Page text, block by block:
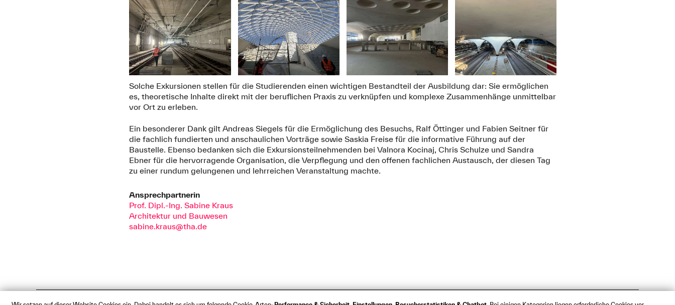
Solche Exkursionen stellen für die Studierenden einen wichtigen Bestandteil der Ausbildung dar: Sie ermöglichen
es, theoretische Inhalte direkt mit der beruflichen Praxis zu verknüpfen und komplexe Zusammenhänge unmittelbar
vor Ort zu erleben.
Ein besonderer Dank gilt Andreas Siegels für die Ermöglichung des Besuchs, Ralf Öttinger und Fabien Seitner für
die fachlich fundierten und anschaulichen Vorträge sowie Saskia Freise für die informative Führung auf der
Baustelle. Ebenso bedanken sich die Exkursionsteilnehmenden bei Valnora Kocinaj, Chris Schulze und Sandra
Ebner für die hervorragende Organisation, die Verpflegung und den offenen fachlichen Austausch, der diesen Tag
zu einer rundum gelungenen und lehrreichen Veranstaltung machte.
Ansprechpartnerin
Prof. Dipl.-Ing. Sabine Kraus
Architektur und Bauwesen
sabine.kraus@tha.de